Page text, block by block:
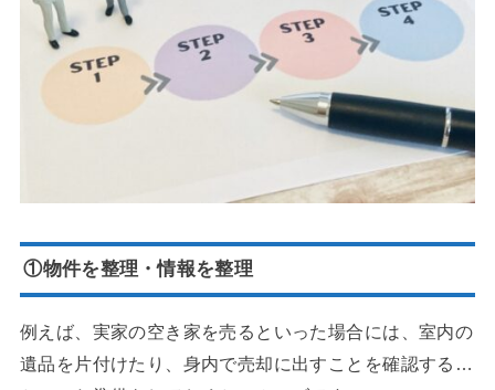
①物件を整理・情報を整理
例えば、実家の空き家を売るといった場合には、室内の
遺品を片付けたり、身内で売却に出すことを確認する…